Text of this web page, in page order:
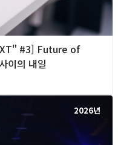
#3] Future of
이의 내일
2026년